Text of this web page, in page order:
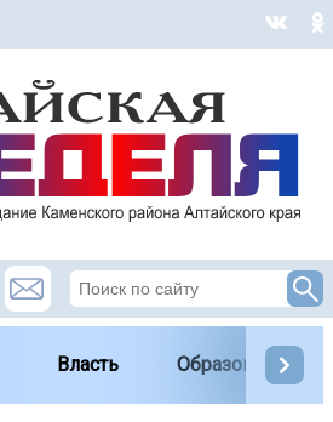
Власть Образование